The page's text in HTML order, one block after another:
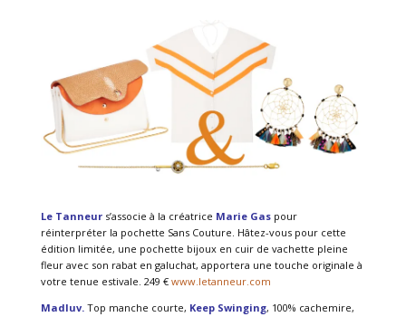
Le Tanneur s’associe à la créatrice Marie Gas pour
réinterpréter la pochette Sans Couture. Hâtez-vous pour cette
édition limitée, une pochette bijoux en cuir de vachette pleine
fleur avec son rabat en galuchat, apportera une touche originale à
votre tenue estivale. 249 € www.letanneur.com
Madluv.Top manche courte, Keep Swinging, 100% cachemire,